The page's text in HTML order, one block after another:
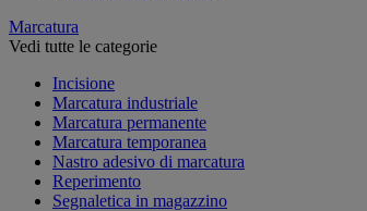
Marcatura
Vedi tutte le categorie
Incisione
Marcatura industriale
Marcatura permanente
Marcatura temporanea
Nastro adesivo di marcatura
Reperimento
Segnaletica in magazzino